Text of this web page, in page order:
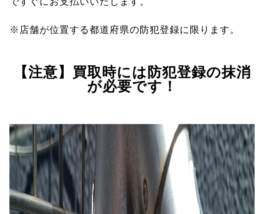
※店舗が位置する都道府県の防犯登録に限ります。
【注意】買取時には防犯登録の抹消
が必要です！